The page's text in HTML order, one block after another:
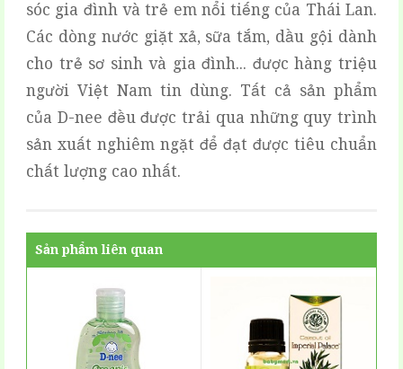
sóc gia đình và trẻ em nổi tiếng của Thái Lan.
Các dòng nước giặt xả, sữa tắm, dầu gội dành
cho trẻ sơ sinh và gia đình... được hàng triệu
người Việt Nam tin dùng. Tất cả sản phẩm
của D-nee đều được trải qua những quy trình
sản xuất nghiêm ngặt để đạt được tiêu chuẩn
chất lượng cao nhất.
Sản phẩm liên quan